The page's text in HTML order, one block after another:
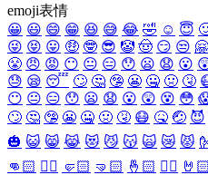
emoji表情
😀 😃 😄 😁 😆 😅 😂 🤣 ☺️ 😇
😜 😝 😛 🤑 🤓 😎 🤡 🤠 😏 😒 🤗
😤 😠 😡 😶 😐 😑 😯 😦 😧 😮
😓 😪 😴 🙄 🤔 🤥 😬 🤐 🤢 🤧
😶 😐 😑 😯 😦 😧 😮 😲 😵 😳
🙄 🤔 🤥 😬 🤐 🤢 🤧 😷 🤒 🤕 😈
🎃 😺 😸 😹 😻 😼 😽 🙀 😿 😾
👊🏻 ✊🏻 🤛🏻 🤜🏻 🤞🏻 ✌🏻 🤘🏻